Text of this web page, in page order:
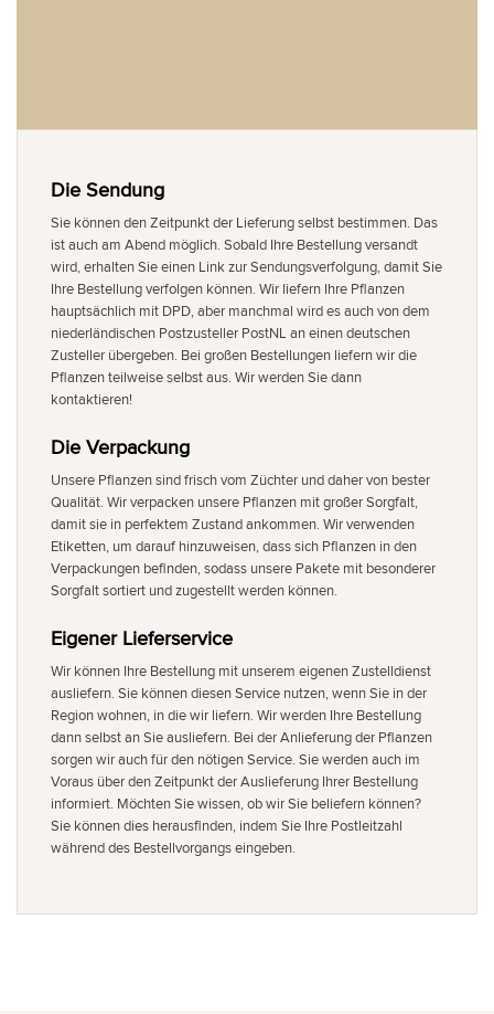
Die Sendung
Sie können den Zeitpunkt der Lieferung selbst bestimmen. Das
ist auch am Abend möglich. Sobald Ihre Bestellung versandt
wird, erhalten Sie einen Link zur Sendungsverfolgung, damit Sie
Ihre Bestellung verfolgen können. Wir liefern Ihre Pflanzen
hauptsächlich mit DPD, aber manchmal wird es auch von dem
niederländischen Postzusteller PostNL an einen deutschen
Zusteller übergeben. Bei großen Bestellungen liefern wir die
Pflanzen teilweise selbst aus. Wir werden Sie dann
kontaktieren!
Die Verpackung
Unsere Pflanzen sind frisch vom Züchter und daher von bester
Qualität. Wir verpacken unsere Pflanzen mit großer Sorgfalt,
damit sie in perfektem Zustand ankommen. Wir verwenden
Etiketten, um darauf hinzuweisen, dass sich Pflanzen in den
Verpackungen befinden, sodass unsere Pakete mit besonderer
Sorgfalt sortiert und zugestellt werden können.
Eigener Lieferservice
Wir können Ihre Bestellung mit unserem eigenen Zustelldienst
ausliefern. Sie können diesen Service nutzen, wenn Sie in der
Region wohnen, in die wir liefern. Wir werden Ihre Bestellung
dann selbst an Sie ausliefern. Bei der Anlieferung der Pflanzen
sorgen wir auch für den nötigen Service. Sie werden auch im
Voraus über den Zeitpunkt der Auslieferung Ihrer Bestellung
informiert. Möchten Sie wissen, ob wir Sie beliefern können?
Sie können dies herausfinden, indem Sie Ihre Postleitzahl
während des Bestellvorgangs eingeben.